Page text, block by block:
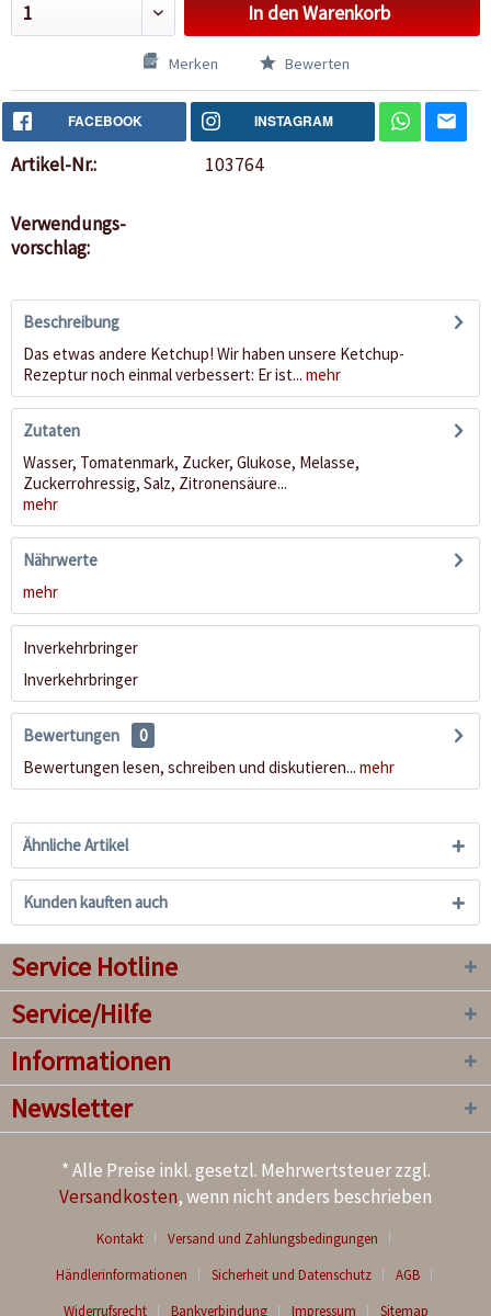
In denWarenkorb
Merken Bewerten
FACEBOOK INSTAGRAM
Artikel-Nr.: 103764
Verwendungs-
vorschlag:
Beschreibung
Das etwas andere Ketchup! Wir haben unsere Ketchup-
Rezeptur noch einmal verbessert: Er ist... mehr
Zutaten
Wasser, Tomatenmark, Zucker, Glukose, Melasse,
Zuckerrohressig, Salz, Zitronensäure...
mehr
Nährwerte
mehr
Inverkehrbringer
Inverkehrbringer
Bewertungen
0
Bewertungen lesen, schreiben und diskutieren... mehr
Ähnliche Artikel
Kunden kauften auch
Service Hotline
Service/Hilfe
Informationen
Newsletter
* Alle Preise inkl. gesetzl. Mehrwertsteuer zzgl.
Versandkosten, wenn nicht anders beschrieben
Kontakt
Versand und Zahlungsbedingungen
Händlerinformationen
Sicherheit und Datenschutz
AGB
Widerrufsrecht
Bankverbindung Impressum Sitemap